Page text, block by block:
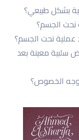
بشكل طبيعي؟
الجسم؟
عملية نحت الجسم؟
سلبية معينة بعد
وجه الخصوص؟